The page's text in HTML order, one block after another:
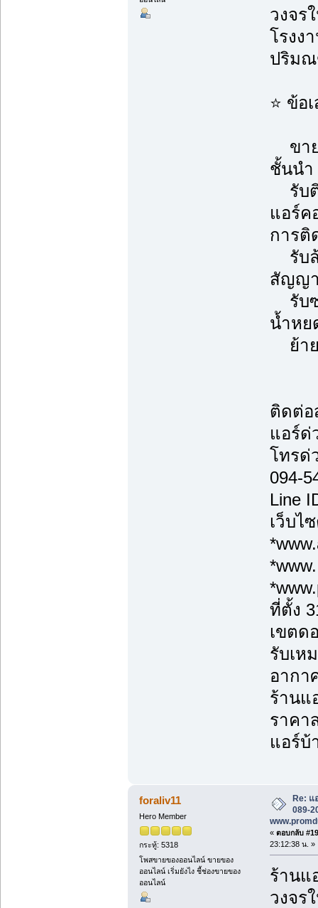
วงจร
โรงง
ปริม
⭐ ข้อ
ขาย
ชั้นนำ
รับติ
แอร์ค
การติ
รับล้
สัญญา
รับซ่
น้ำหย
ย้าย
ติดต่อ
แอร์ด่
โทรด่
094-
Line
เว็บไ
ที่ตั้ง
เขตด
รับเห
อากา
ร้านแ
ราคา
แอร์บ้
foraliv11
Hero Member
กระทู้: 5318
โพสขายของออนไลน์ ขายของ
ออนไลน์ เริ่มยังไง ชี้ช่องขายของ
ออนไลน์
Re: แ
089-
« ตอบกลับ
23:12:38 น. »
ร้านแ
วงจร